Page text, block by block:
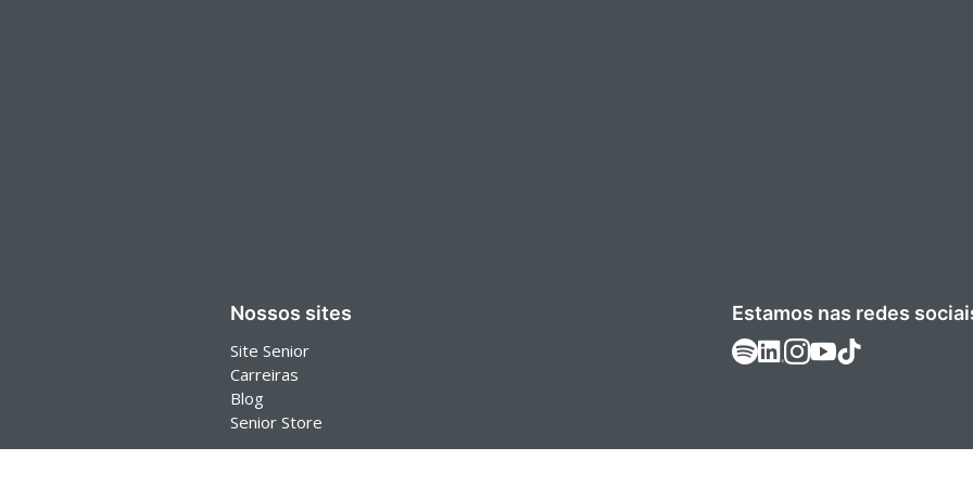
Nossos sites
Site Senior
Carreiras
Blog
Senior Store
Estamos nas redes